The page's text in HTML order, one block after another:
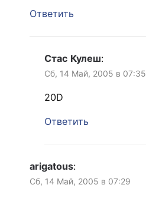
Ответить
Стас Кулеш:
Сб, 14 Май, 2005 в 07:35
20D
Ответить
arigatous:
Сб, 14 Май, 2005 в 07:29